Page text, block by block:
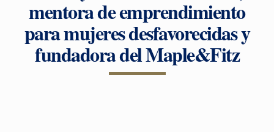
mentora de emprendimiento
para mujeres desfavorecidas y
fundadora del Maple&Fitz